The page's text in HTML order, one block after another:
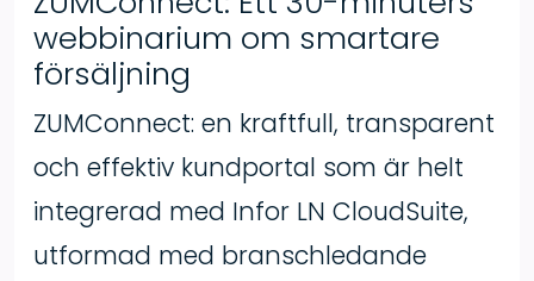
webbinarium om smartare
försäljning
ZUMConnect: en kraftfull, transparent
och effektiv kundportal som är helt
integrerad med Infor LN CloudSuite,
utformad med branschledande